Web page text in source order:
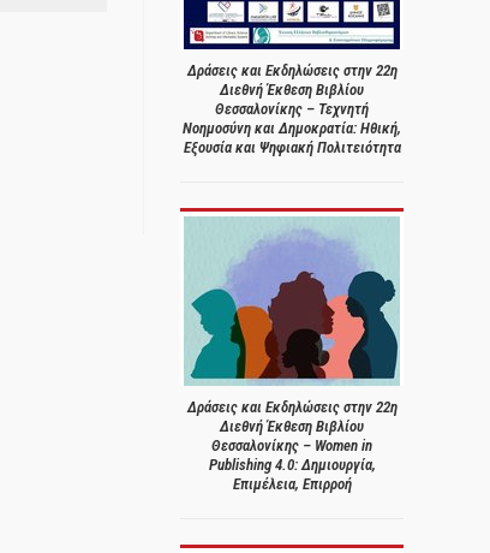
Δράσεις και Εκδηλώσεις στην 22η
Διεθνή Έκθεση Βιβλίου
Θεσσαλονίκης – Τεχνητή
Νοημοσύνη και Δημοκρατία: Ηθική,
Εξουσία και Ψηφιακή Πολιτειότητα
Δράσεις και Εκδηλώσεις στην 22η
Διεθνή Έκθεση Βιβλίου
Θεσσαλονίκης – Women in
Publishing 4.0: Δημιουργία,
Επιμέλεια, Επιρροή